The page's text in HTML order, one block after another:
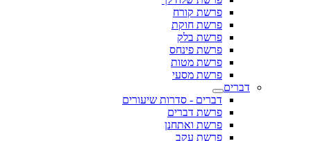
פרשת קורח
פרשת חוקת
פרשת בלק
פרשת פינחס
פרשת מטות
פרשת מסעי
דברים
דברים - סדרות שיעורים
פרשת דברים
פרשת ואתחנן
פרשת עקב